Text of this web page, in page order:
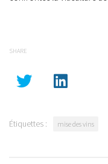
SHARE
Étiquettes : mise des vins